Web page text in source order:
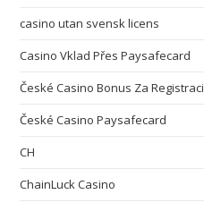
casino utan svensk licens
Casino Vklad Přes Paysafecard
České Casino Bonus Za Registraci
České Casino Paysafecard
CH
ChainLuck Casino